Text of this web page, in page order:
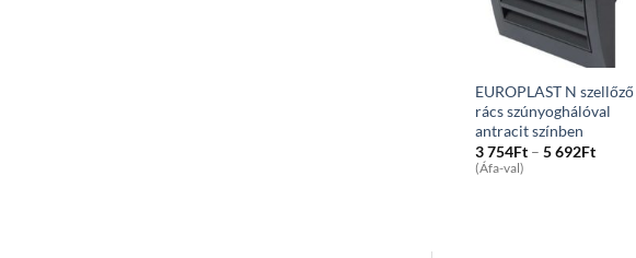
EUROPLAST N szellőző
rács szúnyoghálóval
antracit színben
3 754Ft – 5 692FtPrice
(Áfa-val)